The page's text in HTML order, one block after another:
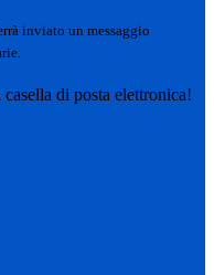
inviato un messaggio
di posta elettronica!